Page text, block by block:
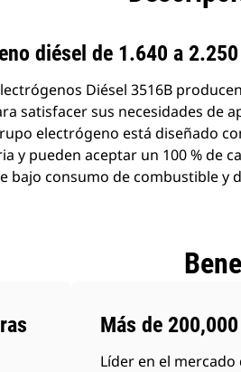
diésel de 1.640 a
Diésel 3516B
satisfacer sus necesidades de
electrógeno está diseñado
y pueden aceptar un 100 % de
bajo consumo de combustible y
Más de
Líder en el